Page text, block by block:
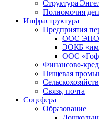
Структура
Полномочия
Инфраструктура
Предприятия
ООО ЭПО
ЭОКБ «им.
ООО
Финансово-
Пищевая
Связь, почта
Соцсфера
Образование